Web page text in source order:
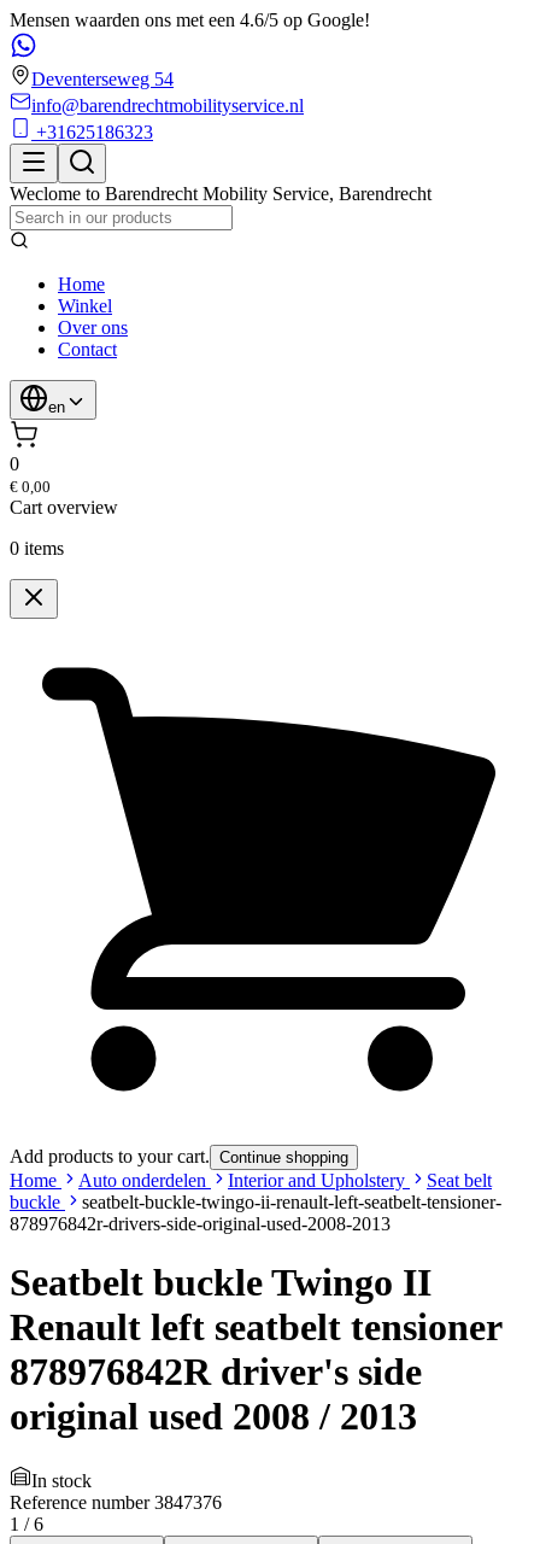
Mensen waarden ons met een 4.6/5 op Google!
Deventerseweg 54
info@barendrechtmobilityservice.nl
+31625186323
Weclome to Barendrecht Mobility Service, Barendrecht
Home
Winkel
Over ons
Contact
en
0
€ 0,00
Cart overview
0 items
Add products to your cart. Continue shopping
Home Auto onderdelen Interior and Upholstery
Seat belt
buckle
seatbelt-buckle-twingo-ii-renault-left-seatbelt-tensioner-
878976842r-drivers-side-original-used-2008-2013
Seatbelt buckle Twingo II
Renault left seatbelt tensioner
878976842R driver's side
original used 2008 / 2013
In stock
Reference number 3847376
1 /6